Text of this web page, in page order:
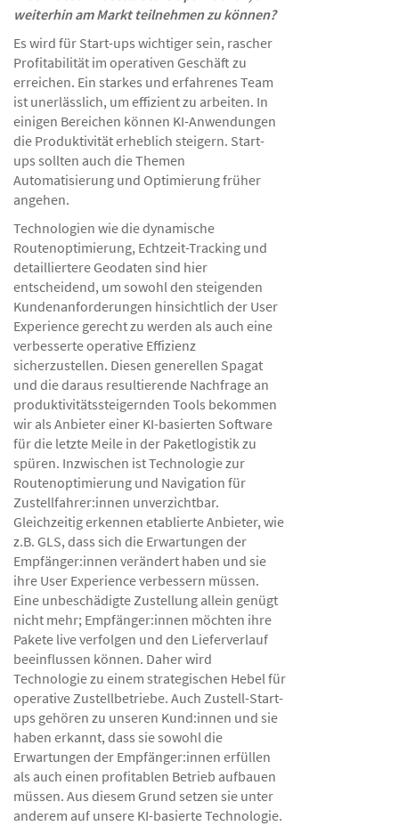
weiterhin am Markt teilnehmen zu können?
Es wird für Start-ups wichtiger sein, rascher
Profitabilität im operativen Geschäft zu
erreichen. Ein starkes und erfahrenes Team
ist unerlässlich, um effizient zu arbeiten. In
einigen Bereichen können KI-Anwendungen
die Produktivität erheblich steigern. Start-
ups sollten auch die Themen
Automatisierung und Optimierung früher
angehen.
Technologien wie die dynamische
Routenoptimierung, Echtzeit-Tracking und
detailliertere Geodaten sind hier
entscheidend, um sowohl den steigenden
Kundenanforderungen hinsichtlich der User
Experience gerecht zu werden als auch eine
verbesserte operative Effizienz
sicherzustellen. Diesen generellen Spagat
und die daraus resultierende Nachfrage an
produktivitätssteigernden Tools bekommen
wir als Anbieter einer KI-basierten Software
für die letzte Meile in der Paketlogistik zu
spüren. Inzwischen ist Technologie zur
Routenoptimierung und Navigation für
Zustellfahrer:innen unverzichtbar.
Gleichzeitig erkennen etablierte Anbieter, wie
z.B. GLS, dass sich die Erwartungen der
Empfänger:innen verändert haben und sie
ihre User Experience verbessern müssen.
Eine unbeschädigte Zustellung allein genügt
nicht mehr; Empfänger:innen möchten ihre
Pakete live verfolgen und den Lieferverlauf
beeinflussen können. Daher wird
Technologie zu einem strategischen Hebel für
operative Zustellbetriebe. Auch Zustell-Start-
ups gehören zu unseren Kund:innen und sie
haben erkannt, dass sie sowohl die
Erwartungen der Empfänger:innen erfüllen
als auch einen profitablen Betrieb aufbauen
müssen. Aus diesem Grund setzen sie unter
anderem auf unsere KI-basierte Technologie.